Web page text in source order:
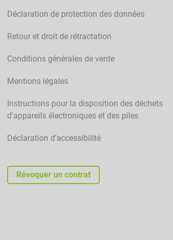
Déclaration de protection des données
Retour et droit de rétractation
Conditions générales de vente
Mentions légales
Instructions pour la disposition des déchets
d'appareils électroniques et des piles
Déclaration d’accessibilité
Révoquer un contrat